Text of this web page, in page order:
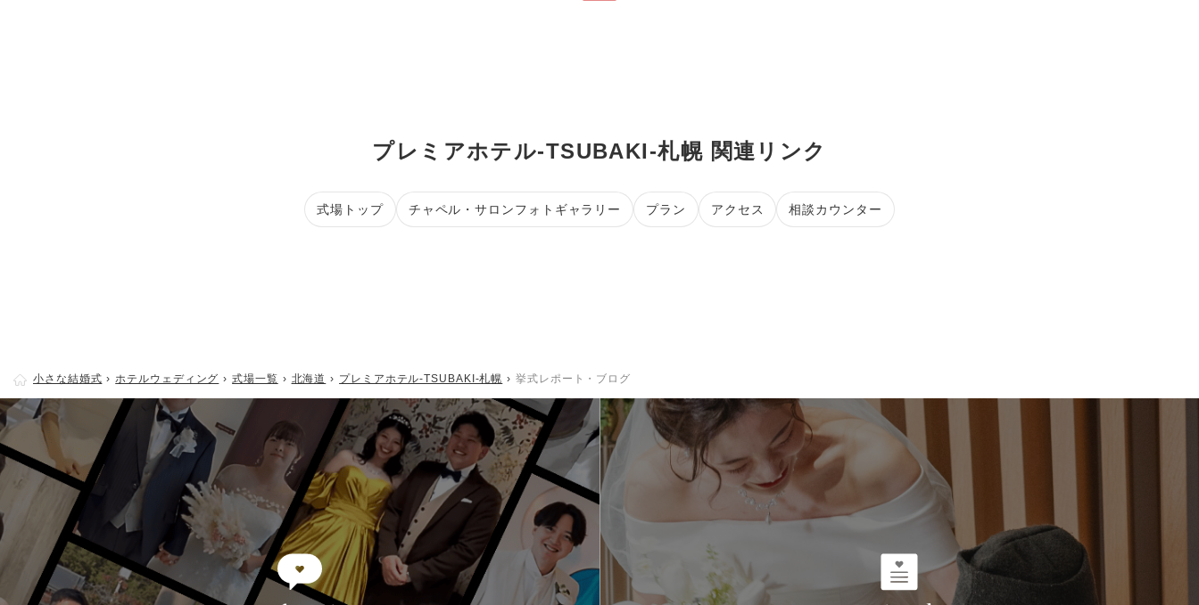
プレミアホテル-TSUBAKI-札幌 関連リンク
式場トップ チャペル・サロンフォトギャラリー プラン アクセス 相談カウンター
小さな結婚式 ホテルウェディング 式場一覧 北海道 プレミアホテル-TSUBAKI-札幌 挙式レポート・ブログ